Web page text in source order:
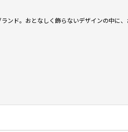
ンド。おとなしく飾らないデザインの中に